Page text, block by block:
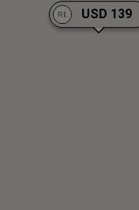
USD 139